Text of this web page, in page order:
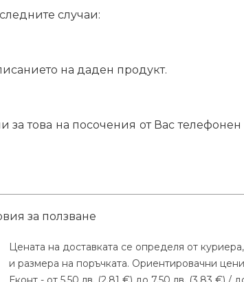
случаи:
на даден продукт.
това на посочения от Вас
за ползване
Цената на доставката се определя от
и размера на поръчката. Ориентировачни